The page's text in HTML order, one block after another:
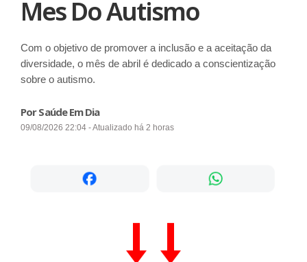
Mes Do Autismo
Com o objetivo de promover a inclusão e a aceitação da
diversidade, o mês de abril é dedicado a conscientização
sobre o autismo.
Por Saúde Em Dia
09/08/2026 22:04 - Atualizado há 2 horas